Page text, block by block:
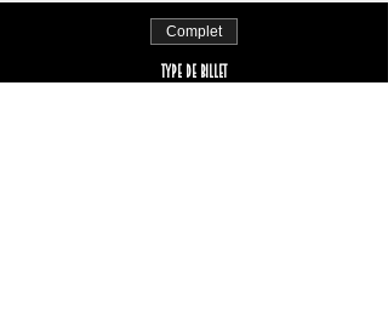
Complet
Type de billet